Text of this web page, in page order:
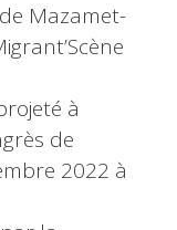
Mazamet-
à
de
2022 à